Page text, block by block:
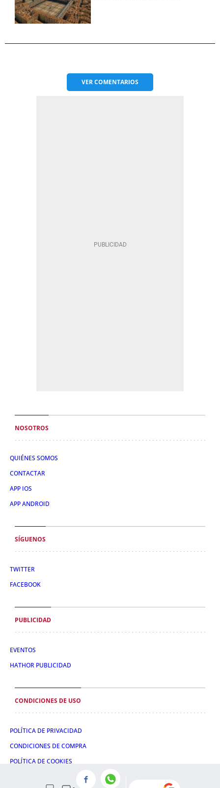
VERCOMENTARIOS
NOSOTROS
QUIÉNES SOMOS
CONTACTAR
APP IOS
APP ANDROID
SÍGUENOS
TWITTER
FACEBOOK
PUBLICIDAD
EVENTOS
HATHOR PUBLICIDAD
CONDICIONES DE USO
POLÍTICA DE PRIVACIDAD
CONDICIONES DE COMPRA
POLÍTICA DE COOKIES